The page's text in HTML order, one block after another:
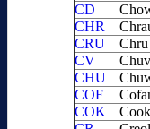
CD
CHR
CRU
Chru
CV
CHU
COF
COK